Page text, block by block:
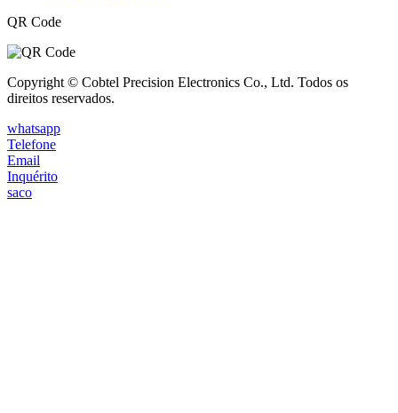
QR Code
Copyright © Cobtel Precision Electronics Co., Ltd. Todos os
direitos reservados.
whatsapp
Telefone
Email
Inquérito
saco